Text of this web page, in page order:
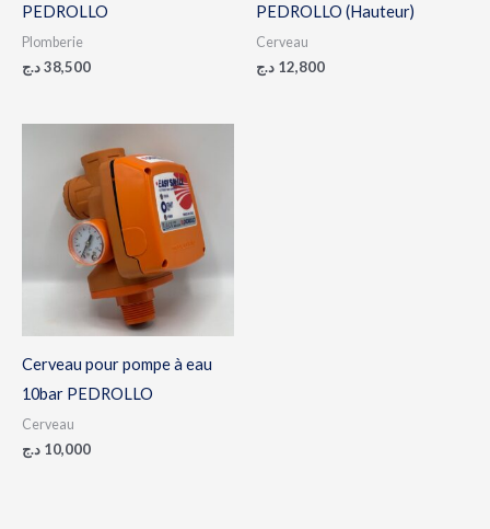
PEDROLLO
Plomberie
38,500د.ج
PEDROLLO (Hauteur)
Cerveau
12,800 د.ج
Cerveau pour pompe à eau
10bar PEDROLLO
Cerveau
10,000 د.ج